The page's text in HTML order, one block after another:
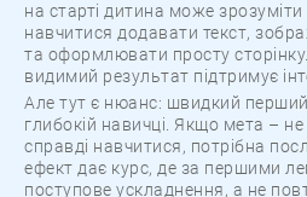
на старті дитина може
навчитися додавати текст,
та оформлювати просту
видимий результат підтримує
Але тут є нюанс: швидкий перший
глибокій навичці. Якщо мета –
справді навчитися, потрібна
ефект дає курс, де за першими
поступове ускладнення, а не